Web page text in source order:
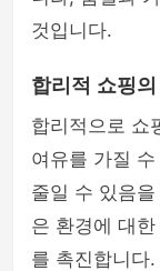
것입니다.
합리적 쇼핑의
합리적으로 쇼
여유를 가질
줄일 수 있음
은 환경에 대
를 촉진합니다.